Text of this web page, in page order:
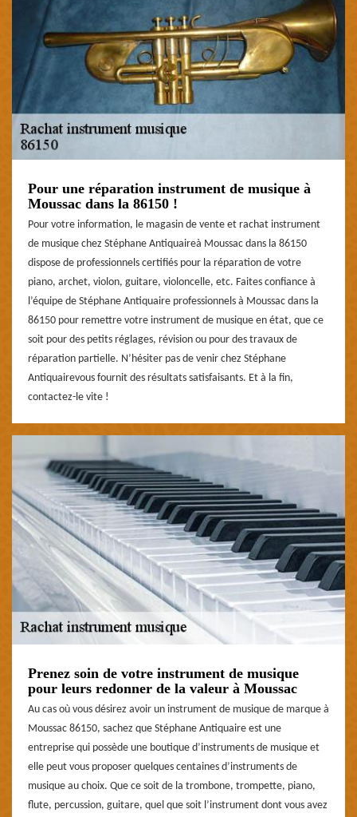
Pour une réparation instrument de musique à
Moussac dans la 86150 !
Pour votre information, le magasin de vente et rachat instrument
de musique chez Stéphane Antiquaireà Moussac dans la 86150
dispose de professionnels certifiés pour la réparation de votre
piano, archet, violon, guitare, violoncelle, etc. Faites confiance à
l’équipe de Stéphane Antiquaire professionnels à Moussac dans la
86150 pour remettre votre instrument de musique en état, que ce
soit pour des petits réglages, révision ou pour des travaux de
réparation partielle. N’hésiter pas de venir chez Stéphane
Antiquairevous fournit des résultats satisfaisants. Et à la fin,
contactez-le vite !
Prenez soin de votre instrument de musique
pour leurs redonner de la valeur à Moussac
Au cas où vous désirez avoir un instrument de musique de marque à
Moussac 86150, sachez que Stéphane Antiquaire est une
entreprise qui possède une boutique d’instruments de musique et
elle peut vous proposer quelques centaines d’instruments de
musique au choix. Que ce soit de la trombone, trompette, piano,
flute, percussion, guitare, quel que soit l’instrument dont vous avez